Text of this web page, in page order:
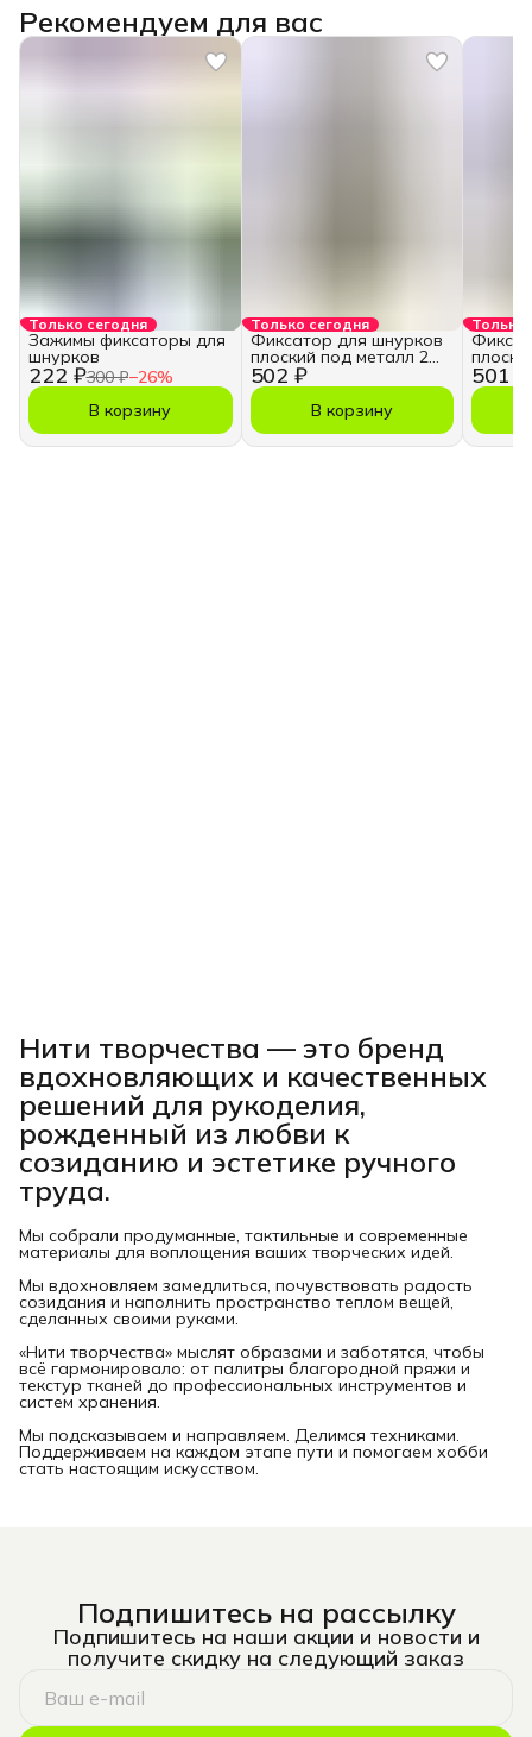
Рекомендуем для вас
Только сегодня
222 ₽300 ₽−26%
Зажимы фиксаторы для
шнурков
В корзину
Только сегодня
502 ₽
Фиксатор для шнурков
плоский под металл 2
отверстия 20 шт
В корзину
Только
501 ₽
Нити творчества — это бренд
вдохновляющих и качественных
решений для рукоделия,
рожденный из любви к
созиданию и эстетике ручного
труда.
Мы собрали продуманные, тактильные и современные
материалы для воплощения ваших творческих идей.
Мы вдохновляем замедлиться, почувствовать радость
созидания и наполнить пространство теплом вещей,
сделанных своими руками.
«Нити творчества» мыслят образами и заботятся, чтобы
всё гармонировало: от палитры благородной пряжи и
текстур тканей до профессиональных инструментов и
систем хранения.
Мы подсказываем и направляем. Делимся техниками.
Поддерживаем на каждом этапе пути и помогаем хобби
стать настоящим искусством.
Подпишитесь на рассылку
Подпишитесь на наши акции и новости и
получите скидку на следующий заказ